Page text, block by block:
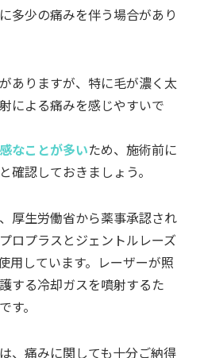
多少の痛みを伴う場合があり
ありますが、特に毛が濃く太
による痛みを感じやすいで
なことが多いため、施術前に
確認しておきましょう。
厚生労働省から薬事承認され
ロプラスとジェントルレーズ
用しています。レーザーが照
する冷却ガスを噴射するた
す。
、痛みに関しても十分ご納得